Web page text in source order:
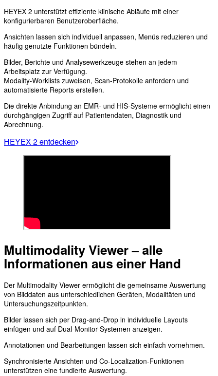
HEYEX 2 unterstützt effiziente klinische Abläufe mit einer
konfigurierbaren Benutzeroberfläche.
Ansichten lassen sich individuell anpassen, Menüs reduzieren und
häufig genutzte Funktionen bündeln.
Bilder, Berichte und Analysewerkzeuge stehen an jedem
Arbeitsplatz zur Verfügung.
Modality-Worklists zuweisen, Scan-Protokolle anfordern und
automatisierte Reports erstellen.
Die direkte Anbindung an EMR- und HIS-Systeme ermöglicht einen
durchgängigen Zugriff auf Patientendaten, Diagnostik und
Abrechnung.
HEYEX 2 entdecken
Multimodality Viewer – alle
Informationen aus einer Hand
Der Multimodality Viewer ermöglicht die gemeinsame Auswertung
von Bilddaten aus unterschiedlichen Geräten, Modalitäten und
Untersuchungszeitpunkten.
Bilder lassen sich per Drag-and-Drop in individuelle Layouts
einfügen und auf Dual-Monitor-Systemen anzeigen.
Annotationen und Bearbeitungen lassen sich einfach vornehmen.
Synchronisierte Ansichten und Co-Localization-Funktionen
unterstützen eine fundierte Auswertung.